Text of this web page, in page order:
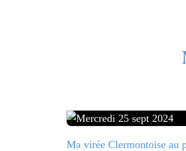
Ma virée Clermontoise au